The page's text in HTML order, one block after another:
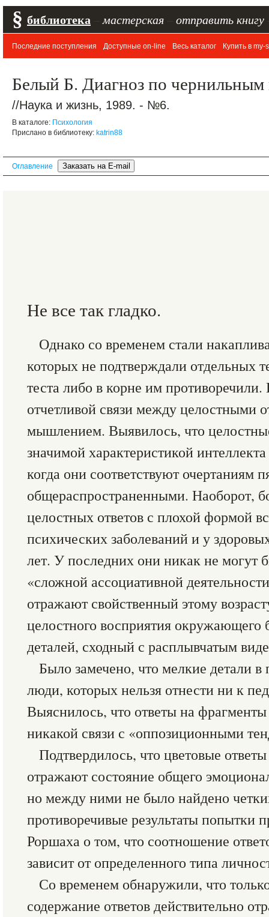
§ библиотека мастерская отправить книгу
Последние поступления Доступные on-line Весь каталог Купить в my-
Белый Б. Диагноз по чернильным
//Наука и жизнь, 1989. - №6.
В каталоге: Психология
Прислано в библиотеку: katrin88
Оглавление
Не все так гладко.
Однако со временем стали
которых не подтверждали отдельных
теста либо в корне им
отчетливой связи между целостными
мышлением. Выявилось, что
значимой характеристикой
когда они соответствуют очертаниям
общераспространенными. Наоборот,
целостных ответов с плохой формой
психических заболеваний и у
лет. У последних они никак не могут
«сложной ассоциативной
отражают свойственный этому
целостного восприятия окружающего
деталей, сходный с расплывчатым
Было замечено, что мелкие детали
люди, которых нельзя отнести ни к
Выяснилось, что ответы на
никакой связи с «оппозиционными
Подтвердилось, что цветовые
отражают состояние общего
но между ними не было найдено
противоречивые результаты попытки
Роршаха о том, что соотношение
зависит от определенного типа
Со временем обнаружили, что
содержание ответов действительно